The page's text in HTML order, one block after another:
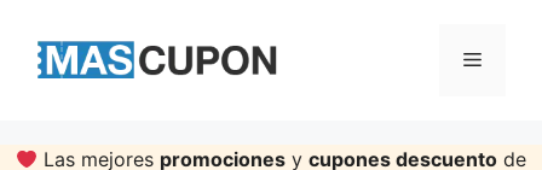
content
Menu
Las mejores promociones ycupones descuento de